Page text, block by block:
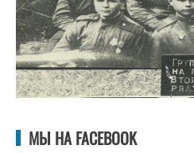
МЫ НА FACEBOOK